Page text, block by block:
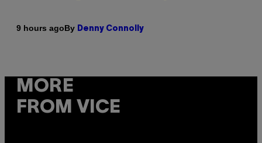
9 hours agoBy Denny Connolly
MORE
FROM VICE